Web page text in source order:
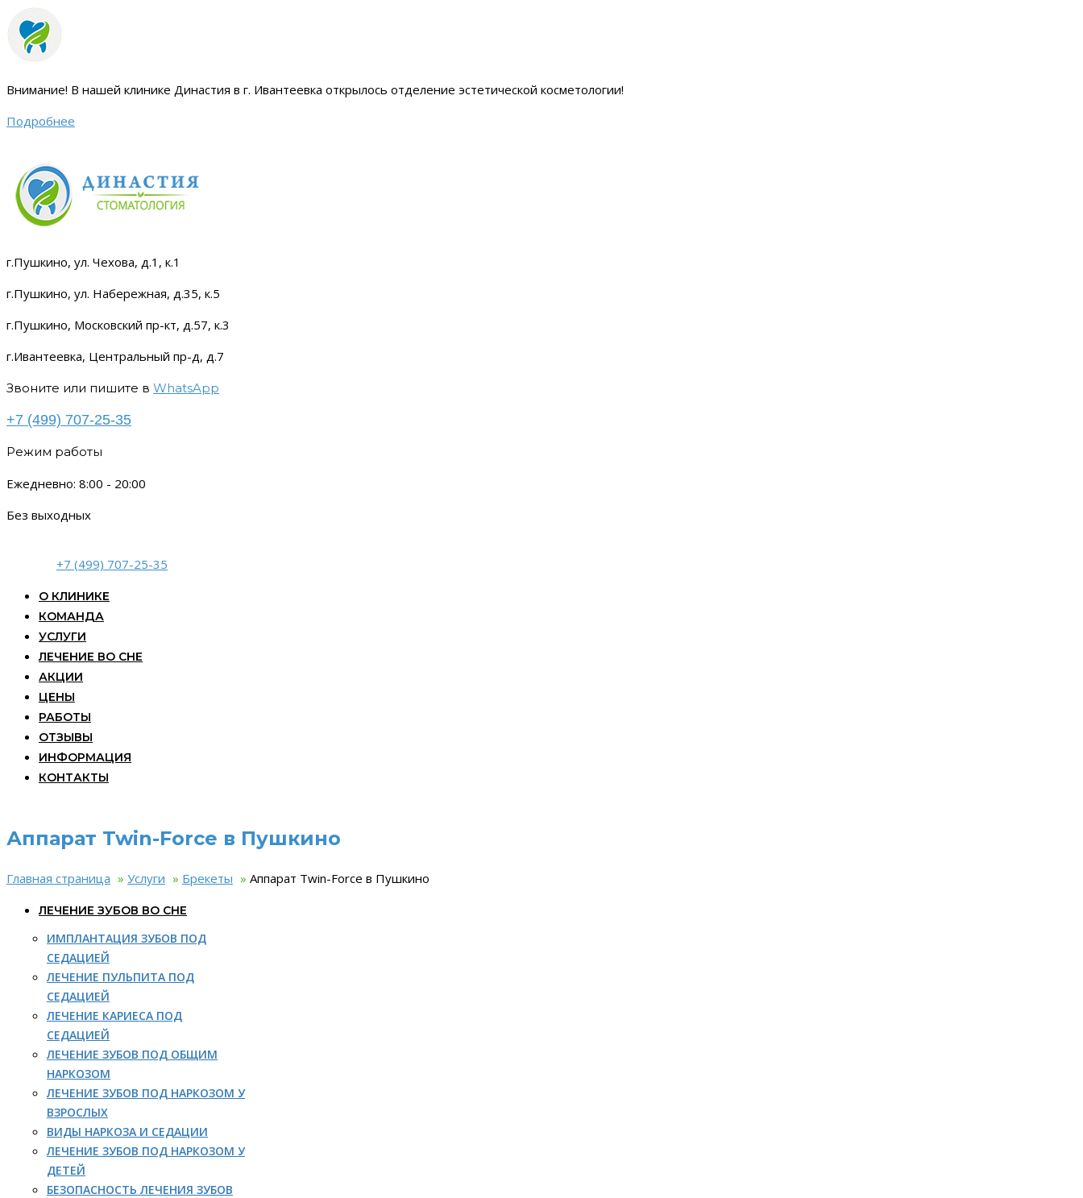
Внимание! В нашей клинике Династия в г. Ивантеевка открылось отделение эстетической косметологии!
Подробнее
г.Пушкино, ул. Чехова, д.1, к.1
г.Пушкино, ул. Набережная, д.35, к.5
г.Пушкино, Московский пр-кт, д.57, к.3
г.Ивантеевка, Центральный пр-д, д.7
Звоните или пишите в WhatsApp
+7 (499) 707-25-35
Режим работы
Ежедневно: 8:00 - 20:00
Без выходных
+7 (499) 707-25-35
О КЛИНИКЕ
КОМАНДА
УСЛУГИ
ЛЕЧЕНИЕ ВО СНЕ
АКЦИИ
ЦЕНЫ
РАБОТЫ
ОТЗЫВЫ
ИНФОРМАЦИЯ
КОНТАКТЫ
Аппарат Twin-Force в Пушкино
Главная страница » Услуги » Брекеты » Аппарат Twin-Force в Пушкино
ЛЕЧЕНИЕ ЗУБОВ ВО СНЕ
ИМПЛАНТАЦИЯ ЗУБОВ ПОД
СЕДАЦИЕЙ
ЛЕЧЕНИЕ ПУЛЬПИТА ПОД
СЕДАЦИЕЙ
ЛЕЧЕНИЕ КАРИЕСА ПОД
СЕДАЦИЕЙ
ЛЕЧЕНИЕ ЗУБОВ ПОД ОБЩИМ
НАРКОЗОМ
ЛЕЧЕНИЕ ЗУБОВ ПОД НАРКОЗОМ У
ВЗРОСЛЫХ
ВИДЫ НАРКОЗА И СЕДАЦИИ
ЛЕЧЕНИЕ ЗУБОВ ПОД НАРКОЗОМ У
ДЕТЕЙ
БЕЗОПАСНОСТЬ ЛЕЧЕНИЯ ЗУБОВ